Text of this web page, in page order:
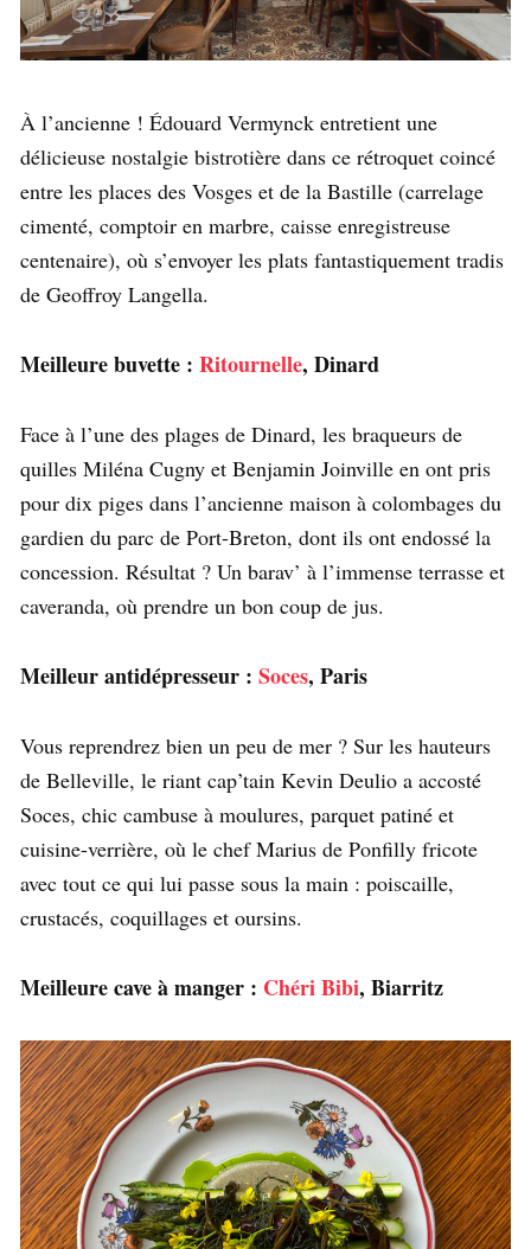
À l’ancienne ! Édouard Vermynck entretient une
délicieuse nostalgie bistrotière dans ce rétroquet coincé
entre les places des Vosges et de la Bastille (carrelage
cimenté, comptoir en marbre, caisse enregistreuse
centenaire), où s’envoyer les plats fantastiquement tradis
de Geoffroy Langella.
Meilleure buvette : Ritournelle, Dinard
Face à l’une des plages de Dinard, les braqueurs de
quilles Miléna Cugny et Benjamin Joinville en ont pris
pour dix piges dans l’ancienne maison à colombages du
gardien du parc de Port-Breton, dont ils ont endossé la
concession. Résultat ? Un barav’ à l’immense terrasse et
caveranda, où prendre un bon coup de jus.
Meilleur antidépresseur : Soces, Paris
Vous reprendrez bien un peu de mer ? Sur les hauteurs
de Belleville, le riant cap’tain Kevin Deulio a accosté
Soces, chic cambuse à moulures, parquet patiné et
cuisine-verrière, où le chef Marius de Ponfilly fricote
avec tout ce qui lui passe sous la main : poiscaille,
crustacés, coquillages et oursins.
Meilleure cave à manger : Chéri Bibi, Biarritz